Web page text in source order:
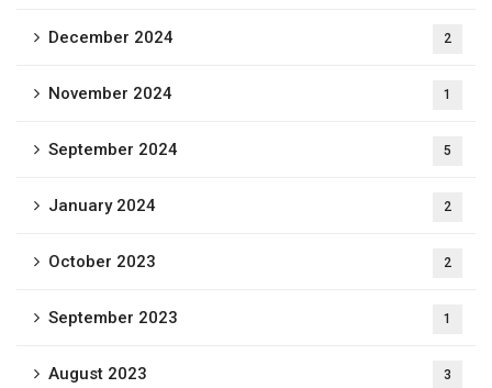
December 2024 2
November 2024 1
September 2024 5
January 2024 2
October 2023 2
September 2023 1
August 2023 3